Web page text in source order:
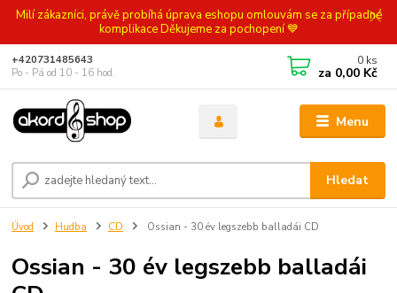
Milí zákazníci, právě probíhá úprava eshopu omlouvám se za případné
komplikace Děkujeme za pochopení 💙
Menu
Hledat
+420731485643
Po - Pá od 10 - 16 hod.
0 ks
za 0,00 Kč
Úvod Hudba CD Ossian - 30 év legszebb balladái CD
Ossian - 30 év legszebb balladái